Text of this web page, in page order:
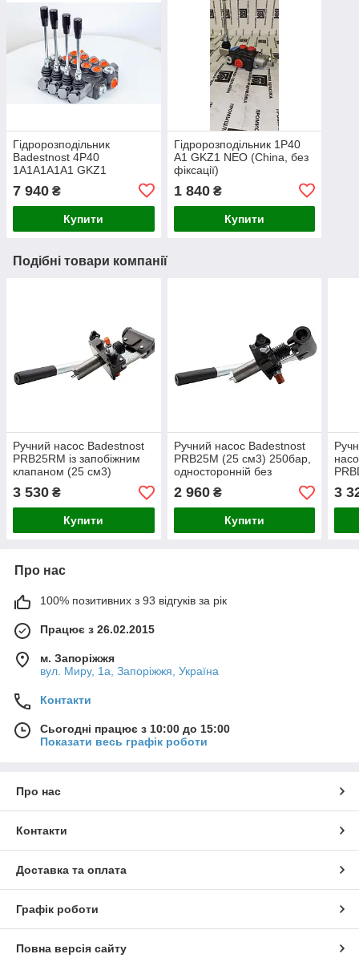
Гідророзподільник
Badestnost 4Р40
1A1A1A1A1 GKZ1
7 940 ₴
Купити
Гідророзподільник 1Р40
А1 GKZ1 NEO (China, без
фіксації)
1 840₴
Купити
Подібні товари компанії
Ручний насос Badestnost
PRB25RM із запобіжним
клапаном (25 см3)
250бар, односторонній
3 530 ₴
Купити
Ручний насос Badestnost
PRB25M (25 см3) 250бар,
односторонній без
клапану
2 960₴
Купити
3
Про нас
100% позитивних з 93 відгуків за рік
Працює з 26.02.2015
м. Запоріжжя
вул. Миру, 1а, Запоріжжя, Україна
Контакти
Сьогодні працює з 10:00 до 15:00
Показати весь графік роботи
Про нас
Контакти
Доставка та оплата
Графік роботи
Повна версія сайту